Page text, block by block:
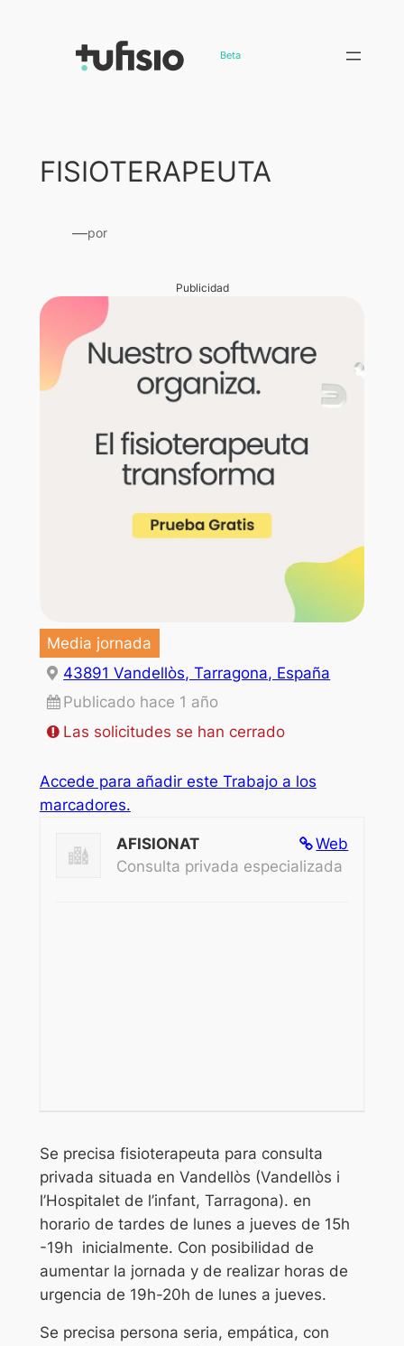
Beta
FISIOTERAPEUTA
—por
Publicidad
Media jornada
43891 Vandellòs, Tarragona, España
Publicado hace 1 año
Las solicitudes se han cerrado
Accede para añadir este Trabajo a los
marcadores.
Web
AFISIONAT
Consulta privada especializada
Se precisa fisioterapeuta para consulta
privada situada en Vandellòs (Vandellòs i
l’Hospitalet de l’infant, Tarragona). en
horario de tardes de lunes a jueves de 15h
-19h inicialmente. Con posibilidad de
aumentar la jornada y de realizar horas de
urgencia de 19h-20h de lunes a jueves.
Se precisa persona seria, empática, con